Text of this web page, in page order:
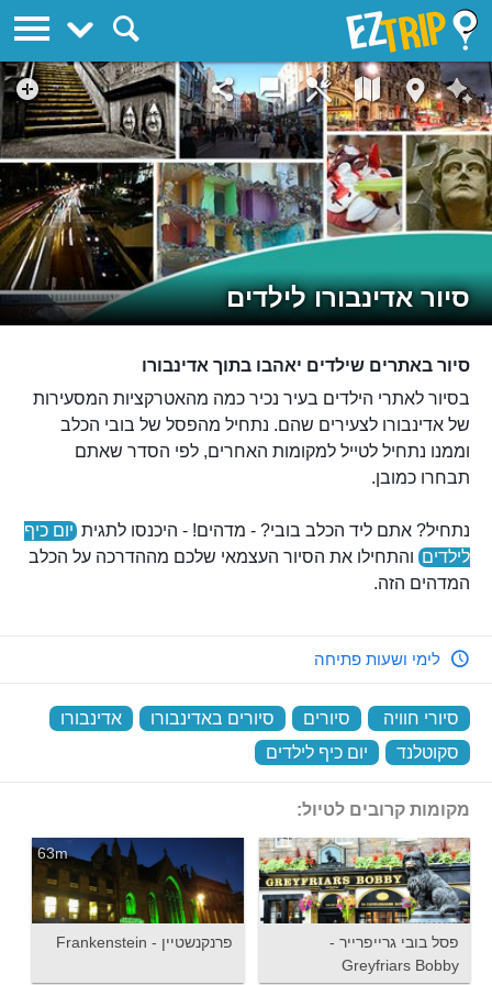
סיור אדינבורו לילדים
סיור באתרים שילדים יאהבו בתוך אדינבורו
בסיור לאתרי הילדים בעיר נכיר כמה מהאטרקציות המסעירות
של אדינבורו לצעירים שהם. נתחיל מהפסל של בובי הכלב
וממנו נתחיל לטייל למקומות האחרים, לפי הסדר שאתם
תבחרו כמובן.
נתחיל? אתם ליד הכלב בובי? - מדהים! - היכנסו לתגית יום כיף
לילדים והתחילו את הסיור העצמאי שלכם מההדרכה על הכלב
המדהים הזה.
לימי ושעות פתיחה
סיורי חוויה סיורים סיורים באדינבורו אדינבורו
סקוטלנד
יום כיף לילדים
מקומות קרובים לטיול:
פסל בובי גרייפרייר -
Greyfriars Bobby
63m
פרנקנשטיין - Frankenstein
EZTrip